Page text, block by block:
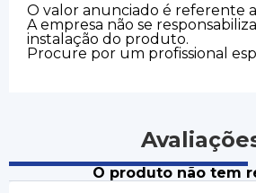
O valor anunciado é referente
A empresa não se
instalação do produto.
Procure por um profissional
O produto não tem